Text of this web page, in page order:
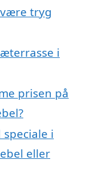
tryg
i
prisen på
i
eller